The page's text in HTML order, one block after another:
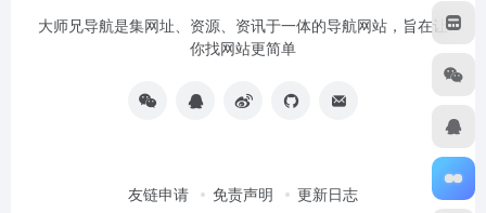
大师兄导航是集网址、资源、资讯于一体的导航网站，旨在让
你找网站更简单
友链申请 免责声明 更新日志